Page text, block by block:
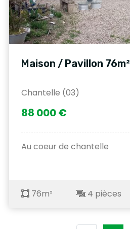
Maison / Pavillon 76m²
Chantelle (03)
88 000 €
Au coeur de chantelle
76m² 4 pièces